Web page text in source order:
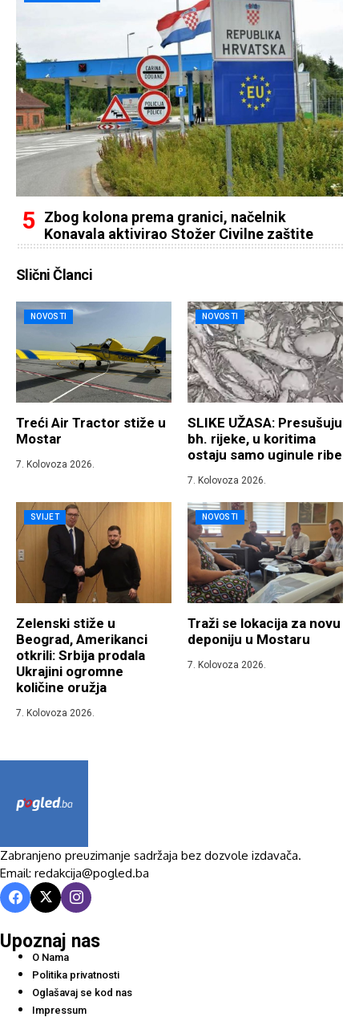
Zbog kolona prema granici, načelnik
Konavala aktivirao Stožer Civilne zaštite
Slični Članci
NOVOSTI
Treći Air Tractor stiže u
Mostar
7. Kolovoza 2026.
NOVOSTI
SLIKE UŽASA: Presušuju
bh. rijeke, u koritima
ostaju samo uginule ribe
7. Kolovoza 2026.
SVIJET
Zelenski stiže u
Beograd, Amerikanci
otkrili: Srbija prodala
Ukrajini ogromne
količine oružja
7. Kolovoza 2026.
NOVOSTI
Traži se lokacija za novu
deponiju u Mostaru
7. Kolovoza 2026.
Zabranjeno preuzimanje sadržaja bez dozvole izdavača.
Email: redakcija@pogled.ba
Upoznaj nas
O Nama
Politika privatnosti
Oglašavaj se kod nas
Impressum